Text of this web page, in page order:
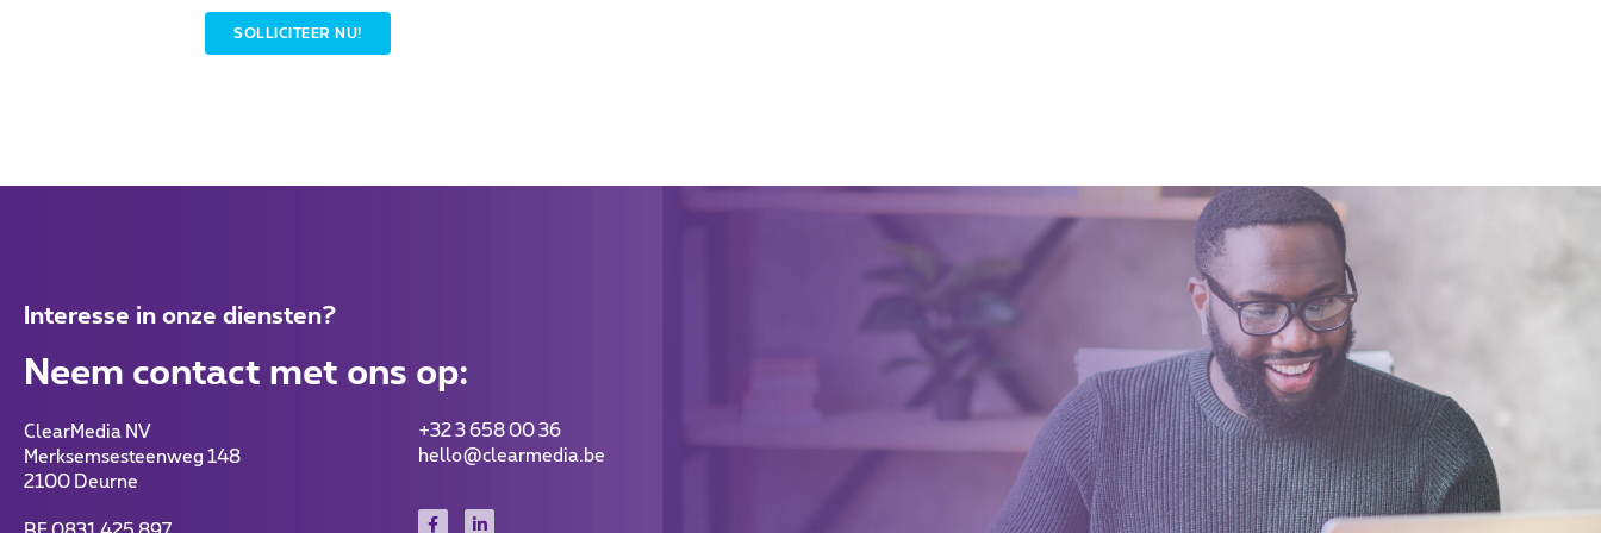
SOLLICITEER NU!
Interesse in onze diensten?
Neem contact met ons op:
ClearMedia NV
Merksemsesteenweg 148
2100 Deurne
+32 3 658 00 36
hello@clearmedia.be